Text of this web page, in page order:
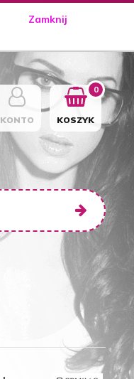
Zamknij
KONTO KOSZYK
0